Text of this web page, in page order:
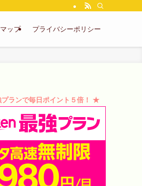
ップ プライバシーポリシー
ランで毎日ポイント５倍！ ★